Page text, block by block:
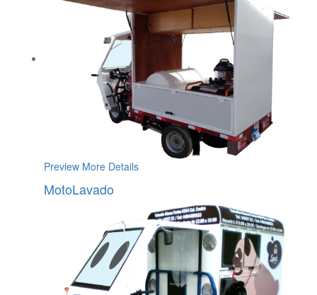
Preview More Details
MotoLavado